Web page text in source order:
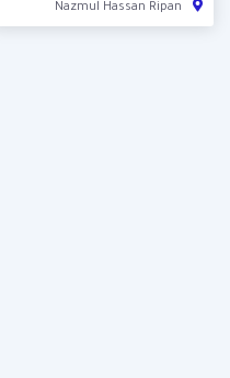
Nazmul Hassan Ripan